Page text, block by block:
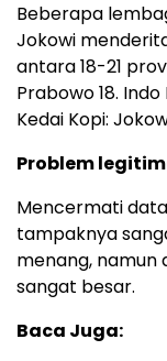
Beberapa
Jokowi
antara 18-21
Prabowo 18.
Kedai Kopi:
Problem
Mencermati
tampaknya
menang, namun
sangat besar.
Baca Juga: